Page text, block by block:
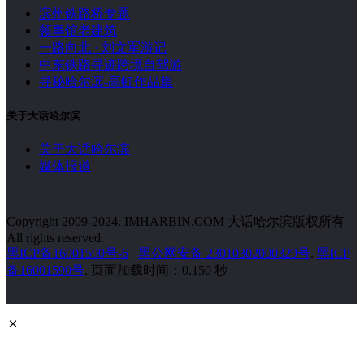
滨州铁路桥专题
领事馆老建筑
一路向北 · 刘文军游记
中东铁路寻迹跨境自驾游
寻秘哈尔滨-高虹作品集
关于大话哈尔滨
关于大话哈尔滨
媒体报道
Copyright 2009-2024. IMHARBIN.COM 大话哈尔滨版权所有
All rights reserved.
黑ICP备16001590号-6
黑公网安备 23010302000329号. 黑ICP
备16001590号. 页面加载时间：0.150 秒